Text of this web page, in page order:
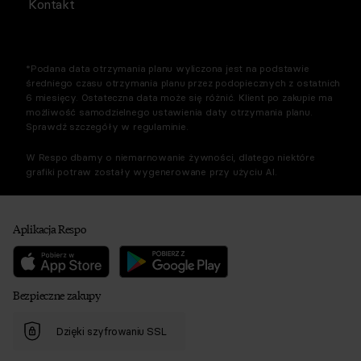
Kontakt
*Podana data otrzymania planu wyliczona jest na podstawie
średniego czasu otrzymania planu przez podopiecznych z ostatnich
6 miesięcy. Ostateczna data może się różnić. Klient po zakupie ma
możliwość samodzielnego ustawienia daty otrzymania planu.
Sprawdź szczegóły w regulaminie.
W Respo dbamy o niemarnowanie żywności, dlatego niektóre
grafiki potraw zostały wygenerowane przy użyciu AI.
Aplikacja Respo
Bezpieczne zakupy
Dzięki szyfrowaniu SSL